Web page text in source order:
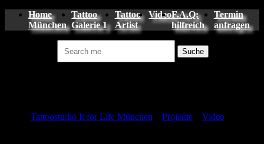
Home
München
Tattoo
Galerie 1
Tattoo
Artist
VideoF.A.Q:
hilfreich
Termin
anfragen
Tattoostudio It for Life München Projekte Video